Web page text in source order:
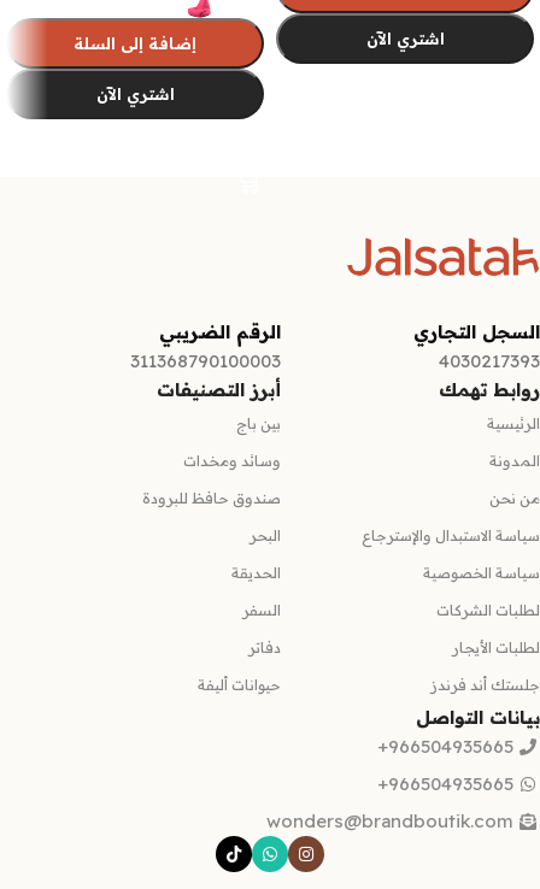
اشتري الآن إضافة إلى السلة
اشتري الآن
السجل التجاري
4030217393
الرقم الضريبي
311368790100003
روابط تهمك
الرئيسية
المدونة
من نحن
سياسة الاستبدال والإسترجاع
سياسة الخصوصية
لطلبات الشركات
لطلبات الأيجار
جلستك أند فرندز
أبرز التصنيفات
بين باج
وسائد ومخدات
صندوق حافظ للبرودة
البحر
الحديقة
السفر
دفاتر
حيوانات أليفة
بيانات التواصل
966504935665+
966504935665+
wonders@brandboutik.com